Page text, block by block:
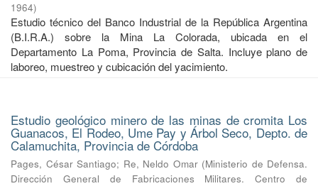
1964)
Estudio técnico del Banco Industrial de la República Argentina
(B.I.R.A.) sobre la Mina La Colorada, ubicada en el
Departamento La Poma, Provincia de Salta. Incluye plano de
laboreo, muestreo y cubicación del yacimiento.
Estudio geológico minero de las minas de cromita Los
Guanacos, El Rodeo, Ume Pay y Árbol Seco, Depto. de
Calamuchita, Provincia de Córdoba
Pages, César Santiago; Re, Neldo Omar (Ministerio de Defensa.
Dirección General de Fabricaciones Militares. Centro de